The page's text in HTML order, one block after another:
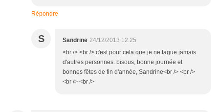
Répondre
S Sandrine 24/12/2013 12:25
<br /> <br /> c'est pour cela que je ne tague jamais
d'autres personnes. bisous, bonne journée et
bonnes fêtes de fin d'année, Sandrine<br /> <br />
<br /> <br />